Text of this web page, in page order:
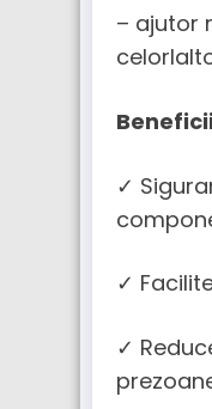
– ajutor
✓
✓
✓